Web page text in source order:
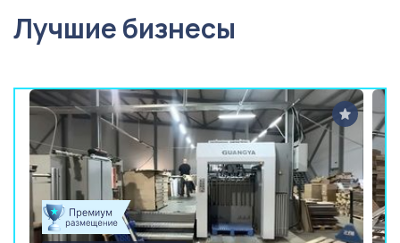
Лучшие бизнесы